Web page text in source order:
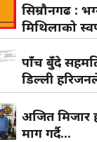
सिम्रौनगढ :
मिथिलाको
पाँच बुँदे
डिल्ली
अजित मिजार
माग गर्दै...